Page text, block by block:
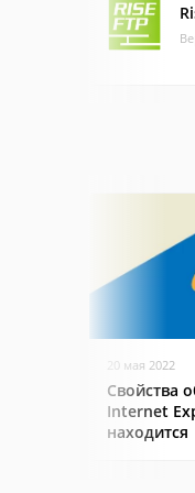
20 мая 2022
Свойства
Internet
находится